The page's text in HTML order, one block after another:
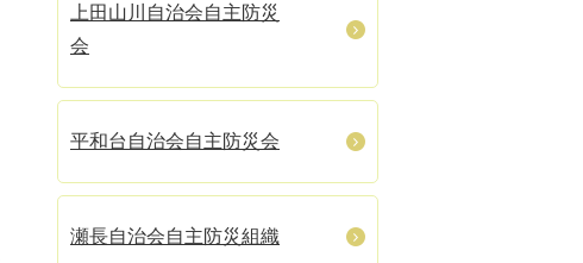
上田山川自治会自主防災
会
平和台自治会自主防災会
瀬長自治会自主防災組織